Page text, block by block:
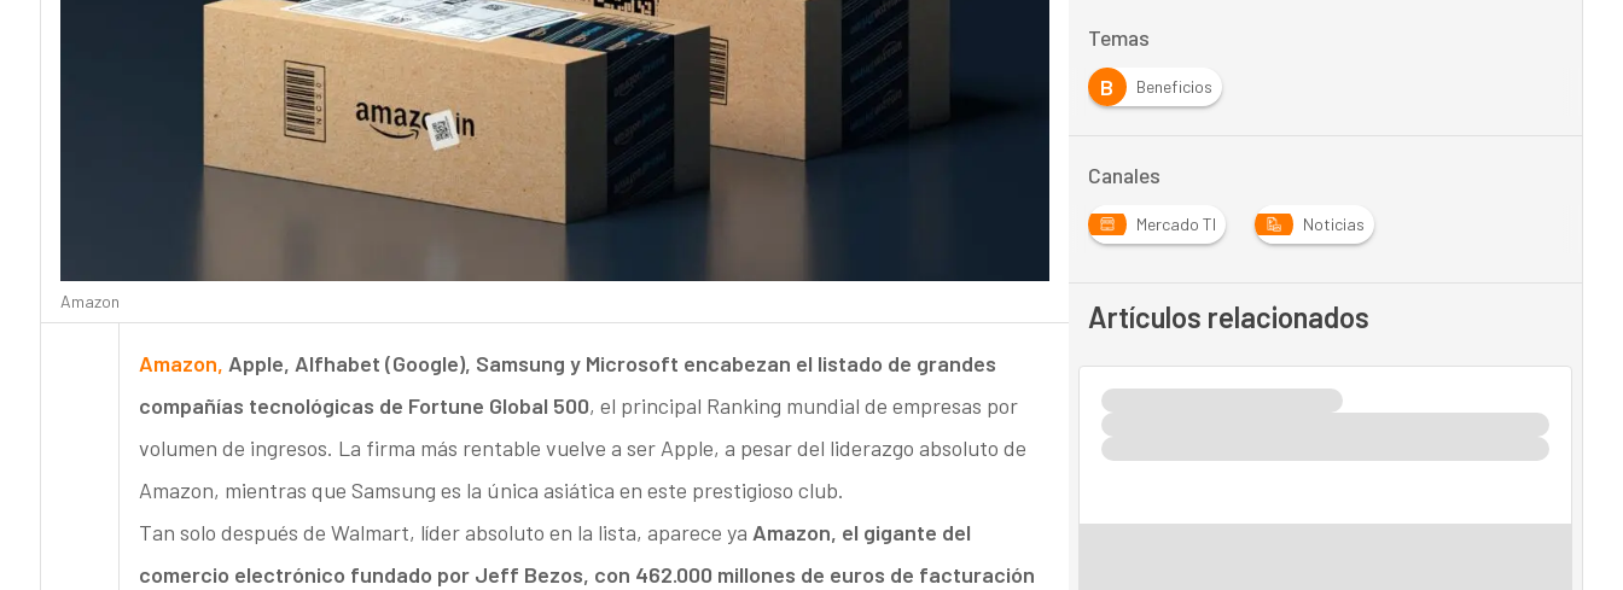
Amazon
Amazon, Apple, Alfhabet (Google), Samsung y Microsoft encabezan el listado de grandes
compañías tecnológicas de Fortune Global 500, el principal Ranking mundial de empresas por
volumen de ingresos. La firma más rentable vuelve a ser Apple, a pesar del liderazgo absoluto de
Amazon, mientras que Samsung es la única asiática en este prestigioso club.
Tan solo después de Walmart, líder absoluto en la lista, aparece ya Amazon, el gigante del
comercio electrónico fundado por Jeff Bezos, con 462.000 millones de euros de facturación
Temas
B
Beneficios
Canales
Mercado TI Noticias
Artículos relacionados